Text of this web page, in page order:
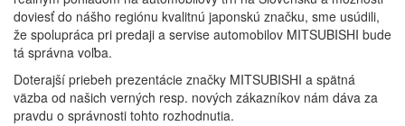
doviesť do nášho regiónu kvalitnú japonskú značku, sme usúdili,
že spolupráca pri predaji a servise automobilov MITSUBISHI bude
tá správna voľba.
Doterajší priebeh prezentácie značky MITSUBISHI a spätná
väzba od našich verných resp. nových zákazníkov nám dáva za
pravdu o správnosti tohto rozhodnutia.